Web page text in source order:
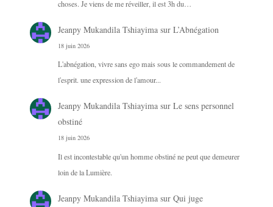
choses. Je viens de me réveiller, il est 3h du…
Jeanpy Mukandila Tshiayimasur L’Abnégation
18 juin 2026
L'abnégation, vivre sans ego mais sous le commandement de
l'esprit. une expression de l'amour...
Jeanpy Mukandila Tshiayimasur Le sens personnel
obstiné
18 juin 2026
Il est incontestable qu'un homme obstiné ne peut que demeurer
loin de la Lumière.
Jeanpy Mukandila Tshiayimasur Qui juge